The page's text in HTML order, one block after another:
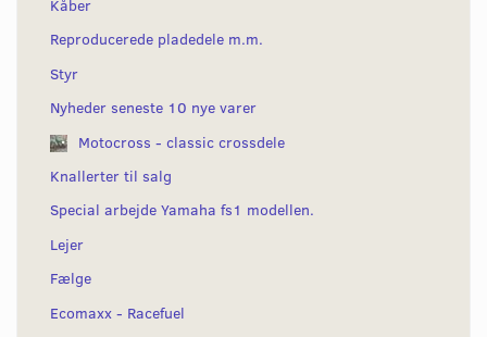
Kåber
Reproducerede pladedele m.m.
Styr
Nyheder seneste 10 nye varer
Motocross - classic crossdele
Knallerter til salg
Special arbejde Yamaha fs1 modellen.
Lejer
Fælge
Ecomaxx - Racefuel